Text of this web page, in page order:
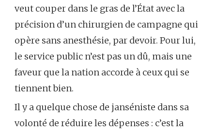
veut couper dans le gras de l’État avec la
précision d’un chirurgien de campagne qui
opère sans anesthésie, par devoir. Pour lui,
le service public n’est pas un dû, mais une
faveur que la nation accorde à ceux qui se
tiennent bien.
Il y a quelque chose de janséniste dans sa
volonté de réduire les dépenses : c’est la